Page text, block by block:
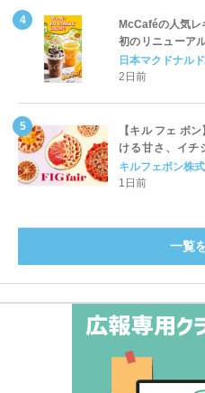
McCaféの人気レ
初のリニューア
ッペ」「マンゴ
開始
日本マクドナル
2日前
【キル フェ ボ
ける甘さ、イチ
め、イチジク尽
ート
キルフェボン株
1日前
一覧